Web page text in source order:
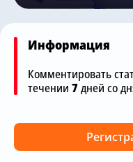
Информация
Комментировать
течении 7дней со